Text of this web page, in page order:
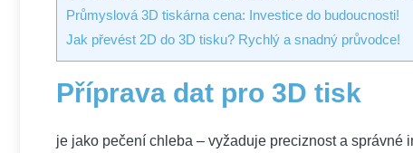
Průmyslová 3D tiskárna cena: Investice do budoucnosti!
Jak převést 2D do 3D tisku? Rychlý a snadný průvodce!
Příprava dat pro 3D tisk
je jako pečení chleba – vyžaduje preciznost a správné